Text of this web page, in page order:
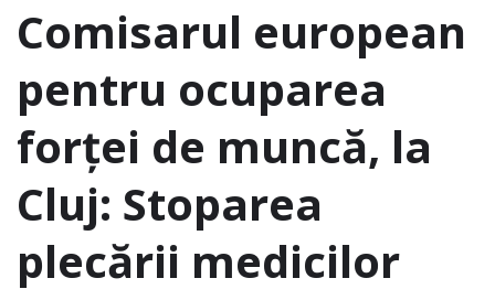
Comisarul european
pentru ocuparea
forţei de muncă, la
Cluj: Stoparea
plecării medicilor